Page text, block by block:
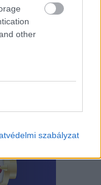
other
szabályzat